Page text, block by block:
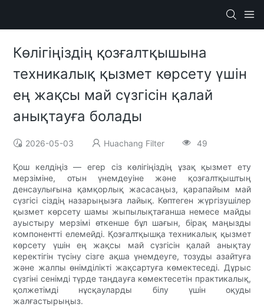
Көлігіңіздің қозғалтқышына
техникалық қызмет көрсету үшін
ең жақсы май сүзгісін қалай
анықтауға болады
2026-05-03 Huachang Filter 49
Қош келдіңіз — егер сіз көлігіңіздің ұзақ қызмет ету
мерзіміне, отын үнемдеуіне және қозғалтқыштың
денсаулығына қамқорлық жасасаңыз, қарапайым май
сүзгісі сіздің назарыңызға лайық. Көптеген жүргізушілер
қызмет көрсету шамы жыпылықтағанша немесе майды
ауыстыру мерзімі өткенше бұл шағын, бірақ маңызды
компонентті елемейді. Қозғалтқышқа техникалық қызмет
көрсету үшін ең жақсы май сүзгісін қалай анықтау
керектігін түсіну сізге ақша үнемдеуге, тозуды азайтуға
және жалпы өнімділікті жақсартуға көмектеседі. Дұрыс
сүзгіні сенімді түрде таңдауға көмектесетін практикалық,
қолжетімді нұсқауларды білу үшін оқуды
жалғастырыңыз.